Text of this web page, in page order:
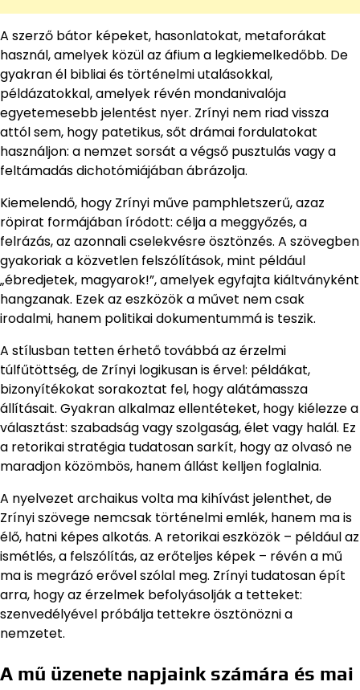
A szerző bátor képeket, hasonlatokat, metaforákat
használ, amelyek közül az áfium a legkiemelkedőbb. De
gyakran él bibliai és történelmi utalásokkal,
példázatokkal, amelyek révén mondanivalója
egyetemesebb jelentést nyer. Zrínyi nem riad vissza
attól sem, hogy patetikus, sőt drámai fordulatokat
használjon: a nemzet sorsát a végső pusztulás vagy a
feltámadás dichotómiájában ábrázolja.
Kiemelendő, hogy Zrínyi műve pamphletszerű, azaz
röpirat formájában íródott: célja a meggyőzés, a
felrázás, az azonnali cselekvésre ösztönzés. A szövegben
gyakoriak a közvetlen felszólítások, mint például
„ébredjetek, magyarok!”, amelyek egyfajta kiáltványként
hangzanak. Ezek az eszközök a művet nem csak
irodalmi, hanem politikai dokumentummá is teszik.
A stílusban tetten érhető továbbá az érzelmi
túlfűtöttség, de Zrínyi logikusan is érvel: példákat,
bizonyítékokat sorakoztat fel, hogy alátámassza
állításait. Gyakran alkalmaz ellentéteket, hogy kiélezze a
választást: szabadság vagy szolgaság, élet vagy halál. Ez
a retorikai stratégia tudatosan sarkít, hogy az olvasó ne
maradjon közömbös, hanem állást kelljen foglalnia.
A nyelvezet archaikus volta ma kihívást jelenthet, de
Zrínyi szövege nemcsak történelmi emlék, hanem ma is
élő, hatni képes alkotás. A retorikai eszközök – például az
ismétlés, a felszólítás, az erőteljes képek – révén a mű
ma is megrázó erővel szólal meg. Zrínyi tudatosan épít
arra, hogy az érzelmek befolyásolják a tetteket:
szenvedélyével próbálja tettekre ösztönözni a
nemzetet.
A mű üzenete napjaink számára és mai